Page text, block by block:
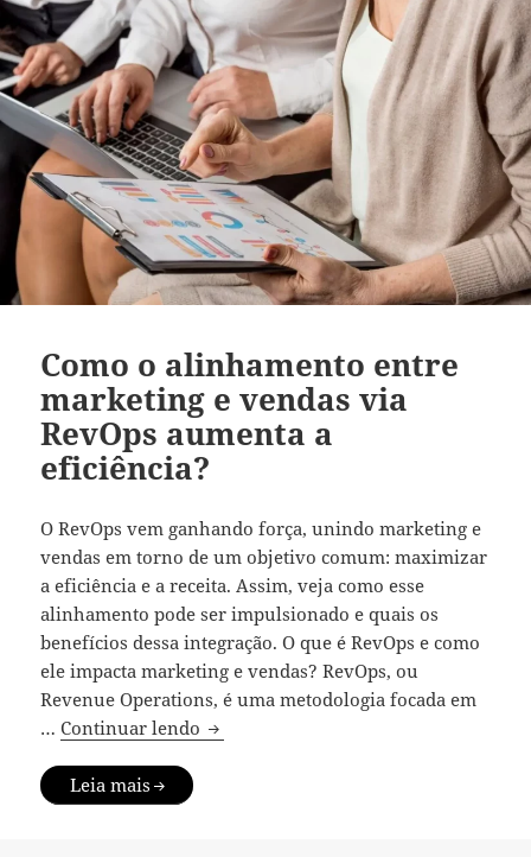
Como o alinhamento entre
marketing e vendas via
RevOps aumenta a
eficiência?
O RevOps vem ganhando força, unindo marketing e
vendas em torno de um objetivo comum: maximizar
a eficiência e a receita. Assim, veja como esse
alinhamento pode ser impulsionado e quais os
benefícios dessa integração. O que é RevOps e como
ele impacta marketing e vendas? RevOps, ou
Revenue Operations, é uma metodologia focada em
…Continuar lendo Como o alinhamento entre marketing
Leia mais